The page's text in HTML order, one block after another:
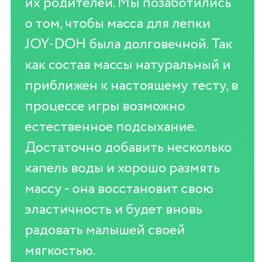
о том, чтобы масса для лепки
JOY-DOH была долговечной. Так
как состав массы натуральный и
приближен к настоящему тесту, в
процессе игры возможно
естественное подсыхание.
Достаточно добавить несколько
капель воды и хорошо размять
массу - она восстановит свою
эластичность и будет вновь
радовать малышей своей
мягкостью.